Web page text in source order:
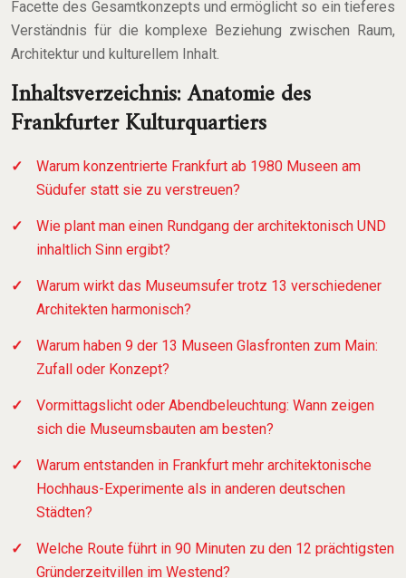
Facette des Gesamtkonzepts und ermöglicht so ein tieferes
Verständnis für die komplexe Beziehung zwischen Raum,
Architektur und kulturellem Inhalt.
Inhaltsverzeichnis: Anatomie des
Frankfurter Kulturquartiers
Warum konzentrierte Frankfurt ab 1980 Museen am
Südufer statt sie zu verstreuen?
Wie plant man einen Rundgang der architektonisch UND
inhaltlich Sinn ergibt?
Warum wirkt das Museumsufer trotz 13 verschiedener
Architekten harmonisch?
Warum haben 9 der 13 Museen Glasfronten zum Main:
Zufall oder Konzept?
Vormittagslicht oder Abendbeleuchtung: Wann zeigen
sich die Museumsbauten am besten?
Warum entstanden in Frankfurt mehr architektonische
Hochhaus-Experimente als in anderen deutschen
Städten?
Welche Route führt in 90 Minuten zu den 12 prächtigsten
Gründerzeitvillen im Westend?